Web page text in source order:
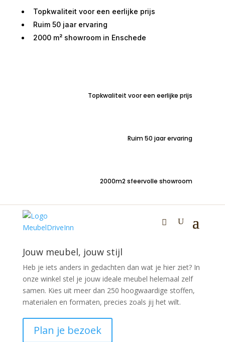
Topkwaliteit voor een eerlijke prijs
Ruim 50 jaar ervaring
2000 m² showroom in Enschede
Topkwaliteit voor een eerlijke prijs
Ruim 50 jaar ervaring
2000m2 sfeervolle showroom
Oldenzaal D30H70CM
Stoere aardewerk Vaas Oldenzaal XXL | kleur
goud/bruin | Ø 30cm en 70cm hoog |
Jouw meubel, jouw stijl
Heb je iets anders in gedachten dan wat je hier ziet? In
onze winkel stel je jouw ideale meubel helemaal zelf
samen. Kies uit meer dan 250 hoogwaardige stoffen,
materialen en formaten, precies zoals jij het wilt.
Plan je bezoek